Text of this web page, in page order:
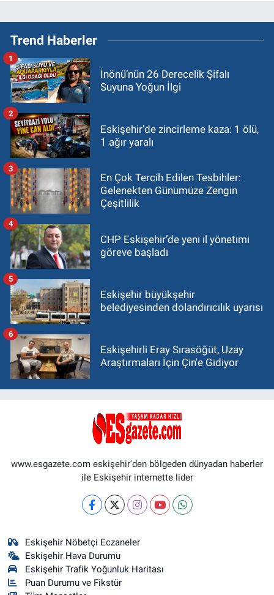
Trend Haberler
İnönü’nün 26 Derecelik Şifalı
Suyuna Yoğun İlgi
1
Eskişehir’de zincirleme kaza: 1 ölü,
1 ağır yaralı
2
En Çok Tercih Edilen Tesbihler:
Gelenekten Günümüze Zengin
Çeşitlilik
3
CHP Eskişehir’de yeni il yönetimi
göreve başladı
4
Eskişehir büyükşehir
belediyesinden dolandırıcılık uyarısı
5
Eskişehirli Eray Sırasöğüt, Uzay
Araştırmaları İçin Çin'e Gidiyor
6
www.esgazete.com eskişehir'den bölgeden dünyadan haberler
ile Eskişehir internette lider
Eskişehir Nöbetçi Eczaneler
Eskişehir Hava Durumu
Eskişehir Trafik Yoğunluk Haritası
Puan Durumu ve Fikstür